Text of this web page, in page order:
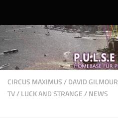
CIRCUS MAXIMUS/DAVID GILMOUR
TV/LUCK AND STRANGE/NEWS